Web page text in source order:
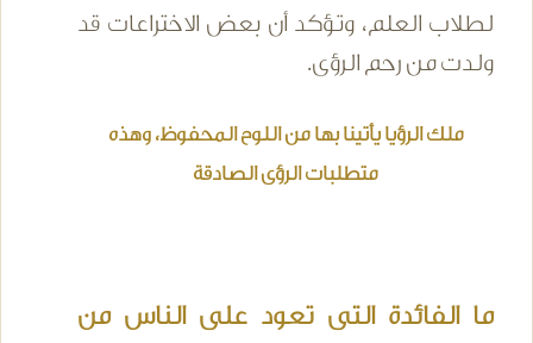
لطلاب العلم، وتؤكد أن بعض الاختراعات قد
ولدت من رحم الرؤى.
ملك الرؤيا يأتينا بها من اللوح المحفوظ، وهذه
متطلبات الرؤى الصادقة
ما الفائدة التى تعود على الناس من